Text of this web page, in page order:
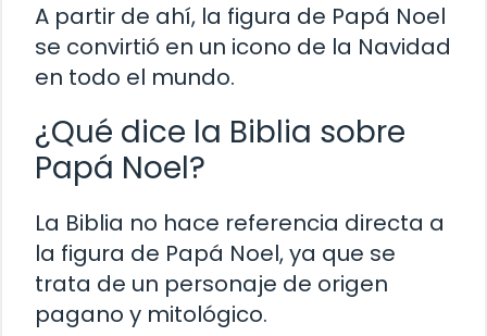
A partir de ahí, la figura de Papá Noel
se convirtió en un icono de la Navidad
en todo el mundo.
¿Qué dice la Biblia sobre
Papá Noel?
La Biblia no hace referencia directa a
la figura de Papá Noel, ya que se
trata de un personaje de origen
pagano y mitológico.